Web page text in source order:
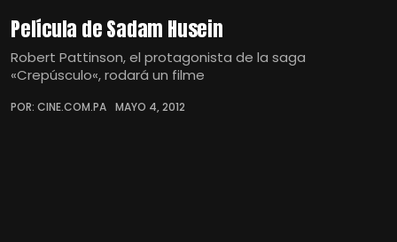
Película de Sadam Husein
Robert Pattinson, el protagonista de la saga
«Crepúsculo«, rodará un filme
POR: CINE.COM.PA MAYO 4, 2012